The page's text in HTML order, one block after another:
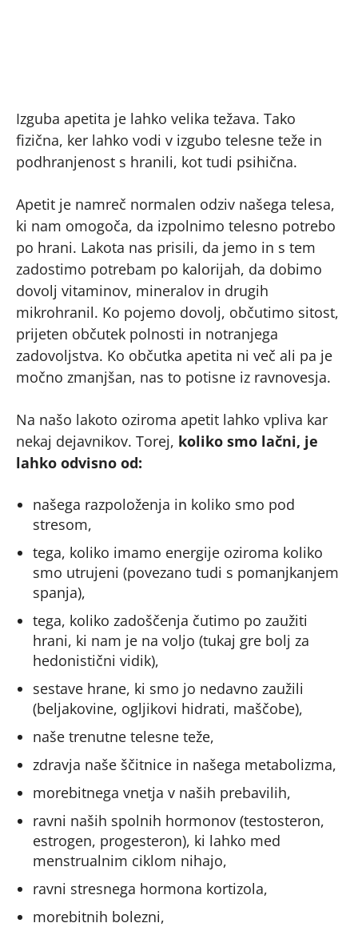
Izguba apetita je lahko velika težava. Tako
fizična, ker lahko vodi v izgubo telesne teže in
podhranjenost s hranili, kot tudi psihična.
Apetit je namreč normalen odziv našega telesa,
ki nam omogoča, da izpolnimo telesno potrebo
po hrani. Lakota nas prisili, da jemo in s tem
zadostimo potrebam po kalorijah, da dobimo
dovolj vitaminov, mineralov in drugih
mikrohranil. Ko pojemo dovolj, občutimo sitost,
prijeten občutek polnosti in notranjega
zadovoljstva. Ko občutka apetita ni več ali pa je
močno zmanjšan, nas to potisne iz ravnovesja.
Na našo lakoto oziroma apetit lahko vpliva kar
nekaj dejavnikov. Torej, koliko smo lačni, je
lahko odvisno od:
našega razpoloženja in koliko smo pod
stresom,
tega, koliko imamo energije oziroma koliko
smo utrujeni (povezano tudi s pomanjkanjem
spanja),
tega, koliko zadoščenja čutimo po zaužiti
hrani, ki nam je na voljo (tukaj gre bolj za
hedonistični vidik),
sestave hrane, ki smo jo nedavno zaužili
(beljakovine, ogljikovi hidrati, maščobe),
naše trenutne telesne teže,
zdravja naše ščitnice in našega metabolizma,
morebitnega vnetja v naših prebavilih,
ravni naših spolnih hormonov (testosteron,
estrogen, progesteron), ki lahko med
menstrualnim ciklom nihajo,
ravni stresnega hormona kortizola,
morebitnih bolezni,